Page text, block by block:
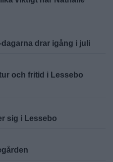
drar igång i juli
och fritid i Lessebo
sig i Lessebo